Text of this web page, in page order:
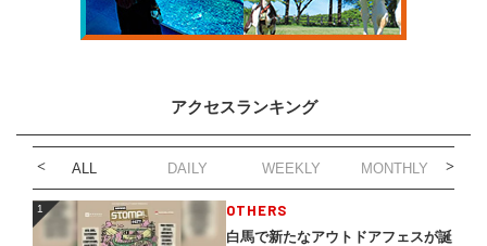
アクセスランキング
ALL DAILY WEEKLY MONTHLY
1 OTHERS
白馬で新たなアウトドアフェスが誕